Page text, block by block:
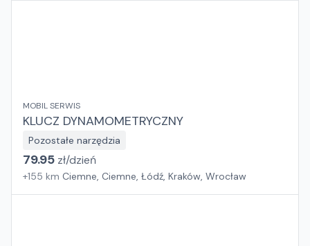
MOBIL SERWIS
KLUCZ DYNAMOMETRYCZNY
Pozostałe narzędzia
79.95 zł/dzień
+155 km Ciemne, Ciemne, Łódź, Kraków, Wrocław